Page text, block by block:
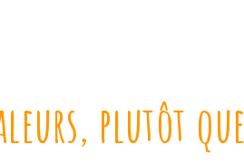
plutôt que